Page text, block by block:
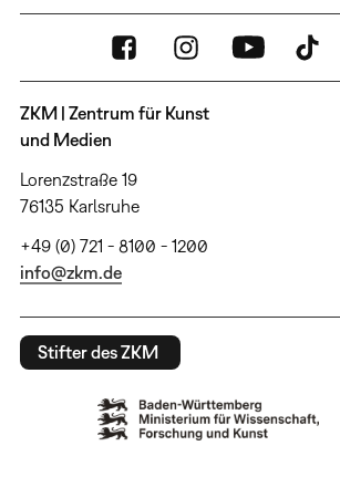
ZKM | Zentrum für Kunst
und Medien
Lorenzstraße 19
76135 Karlsruhe
+49 (0) 721 - 8100 - 1200
info@zkm.de
Stifter des ZKM